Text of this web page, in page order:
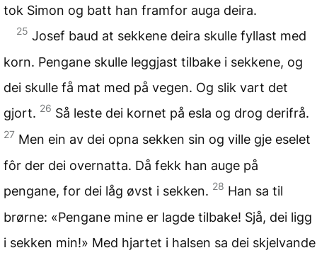
tok Simon og batt han framfor auga deira.
25 Josef baud at sekkene deira skulle fyllast med
korn. Pengane skulle leggjast tilbake i sekkene, og
dei skulle få mat med på vegen. Og slik vart det
gjort. 26 Så leste dei kornet på esla og drog derifrå.
27 Men ein av dei opna sekken sin og ville gje eselet
fôr der dei overnatta. Då fekk han auge på
pengane, for dei låg øvst i sekken. 28 Han sa til
brørne: «Pengane mine er lagde tilbake! Sjå, dei ligg
i sekken min!» Med hjartet i halsen sa dei skjelvande